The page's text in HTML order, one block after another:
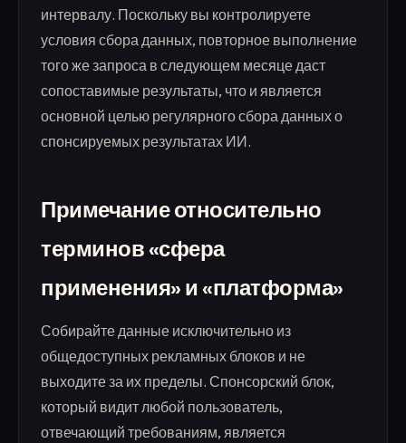
интервалу. Поскольку вы контролируете
условия сбора данных, повторное выполнение
того же запроса в следующем месяце даст
сопоставимые результаты, что и является
основной целью регулярного сбора данных о
спонсируемых результатах ИИ.
Примечание относительно
терминов «сфера
применения» и «платформа»
Собирайте данные исключительно из
общедоступных рекламных блоков и не
выходите за их пределы. Спонсорский блок,
который видит любой пользователь,
отвечающий требованиям, является